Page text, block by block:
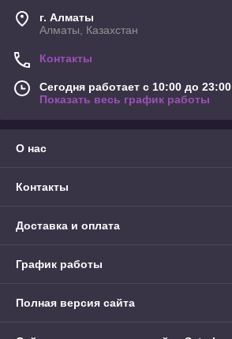
г. Алматы
Алматы, Казахстан
Контакты
Сегодня работает с 10:00 до 23:00
Показать весь график работы
О нас
Контакты
Доставка и оплата
График работы
Полная версия сайта